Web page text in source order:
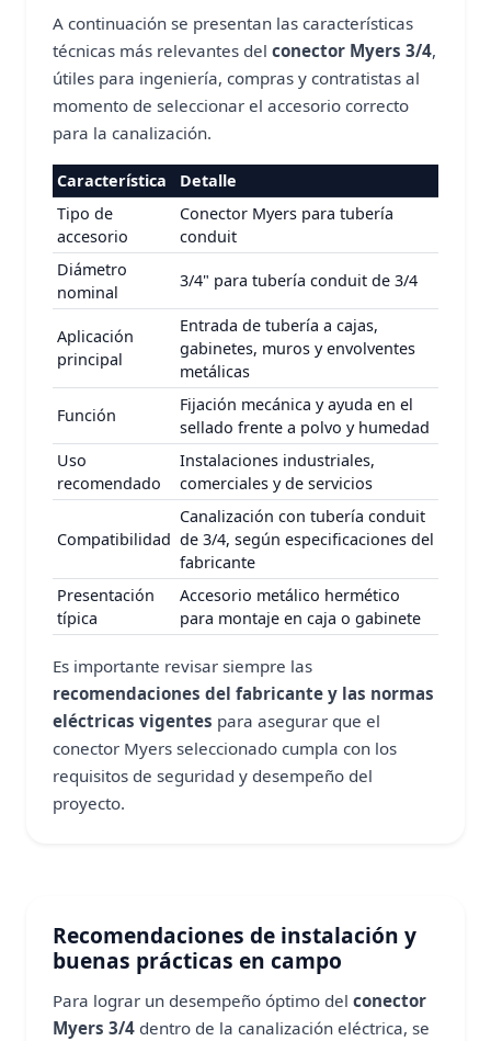
A continuación se presentan las características
técnicas más relevantes del conector Myers 3/4,
útiles para ingeniería, compras y contratistas al
momento de seleccionar el accesorio correcto
para la canalización.
Característica
Detalle
Tipo de
accesorio
Conector Myers para tubería
conduit
Diámetro
nominal
3/4" para tubería conduit de 3/4
Aplicación
principal
Entrada de tubería a cajas,
gabinetes, muros y envolventes
metálicas
Función
Fijación mecánica y ayuda en el
sellado frente a polvo y humedad
Uso
recomendado
Instalaciones industriales,
comerciales y de servicios
Compatibilidad
Canalización con tubería conduit
de 3/4, según especificaciones del
fabricante
Presentación
típica
Accesorio metálico hermético
para montaje en caja o gabinete
Es importante revisar siempre las
recomendaciones del fabricante y las normas
eléctricas vigentes para asegurar que el
conector Myers seleccionado cumpla con los
requisitos de seguridad y desempeño del
proyecto.
Recomendaciones de instalación y
buenas prácticas en campo
Para lograr un desempeño óptimo del conector
Myers 3/4 dentro de la canalización eléctrica, se